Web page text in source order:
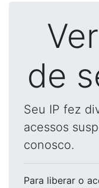
de
Seu IP fez
acessos
conosco.
Para liberar o